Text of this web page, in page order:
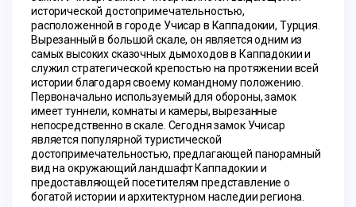
исторической достопримечательностью,
расположенной в городе Учисар в Каппадокии, Турция.
Вырезанный в большой скале, он является одним из
самых высоких сказочных дымоходов в Каппадокии и
служил стратегической крепостью на протяжении всей
истории благодаря своему командному положению.
Первоначально используемый для обороны, замок
имеет туннели, комнаты и камеры, вырезанные
непосредственно в скале. Сегодня замок Учисар
является популярной туристической
достопримечательностью, предлагающей панорамный
вид на окружающий ландшафт Каппадокии и
предоставляющей посетителям представление о
богатой истории и архитектурном наследии региона.